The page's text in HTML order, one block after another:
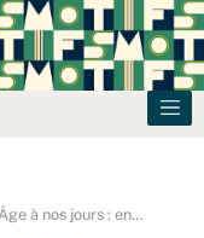
à nos jours : en…